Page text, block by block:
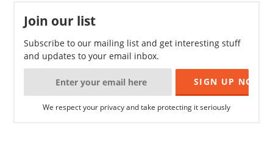
Join our list
Subscribe to our mailing list and get interesting stuff
and updates to your email inbox.
We respect your privacy and take protecting it seriously